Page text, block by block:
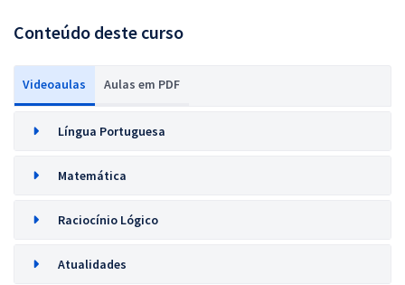
Conteúdo deste curso
Videoaulas Aulas em PDF
Língua Portuguesa
Matemática
Raciocínio Lógico
Atualidades